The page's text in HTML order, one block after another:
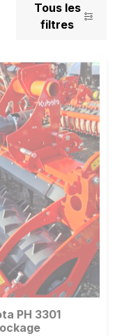
Tous les
filtres
PH 3301